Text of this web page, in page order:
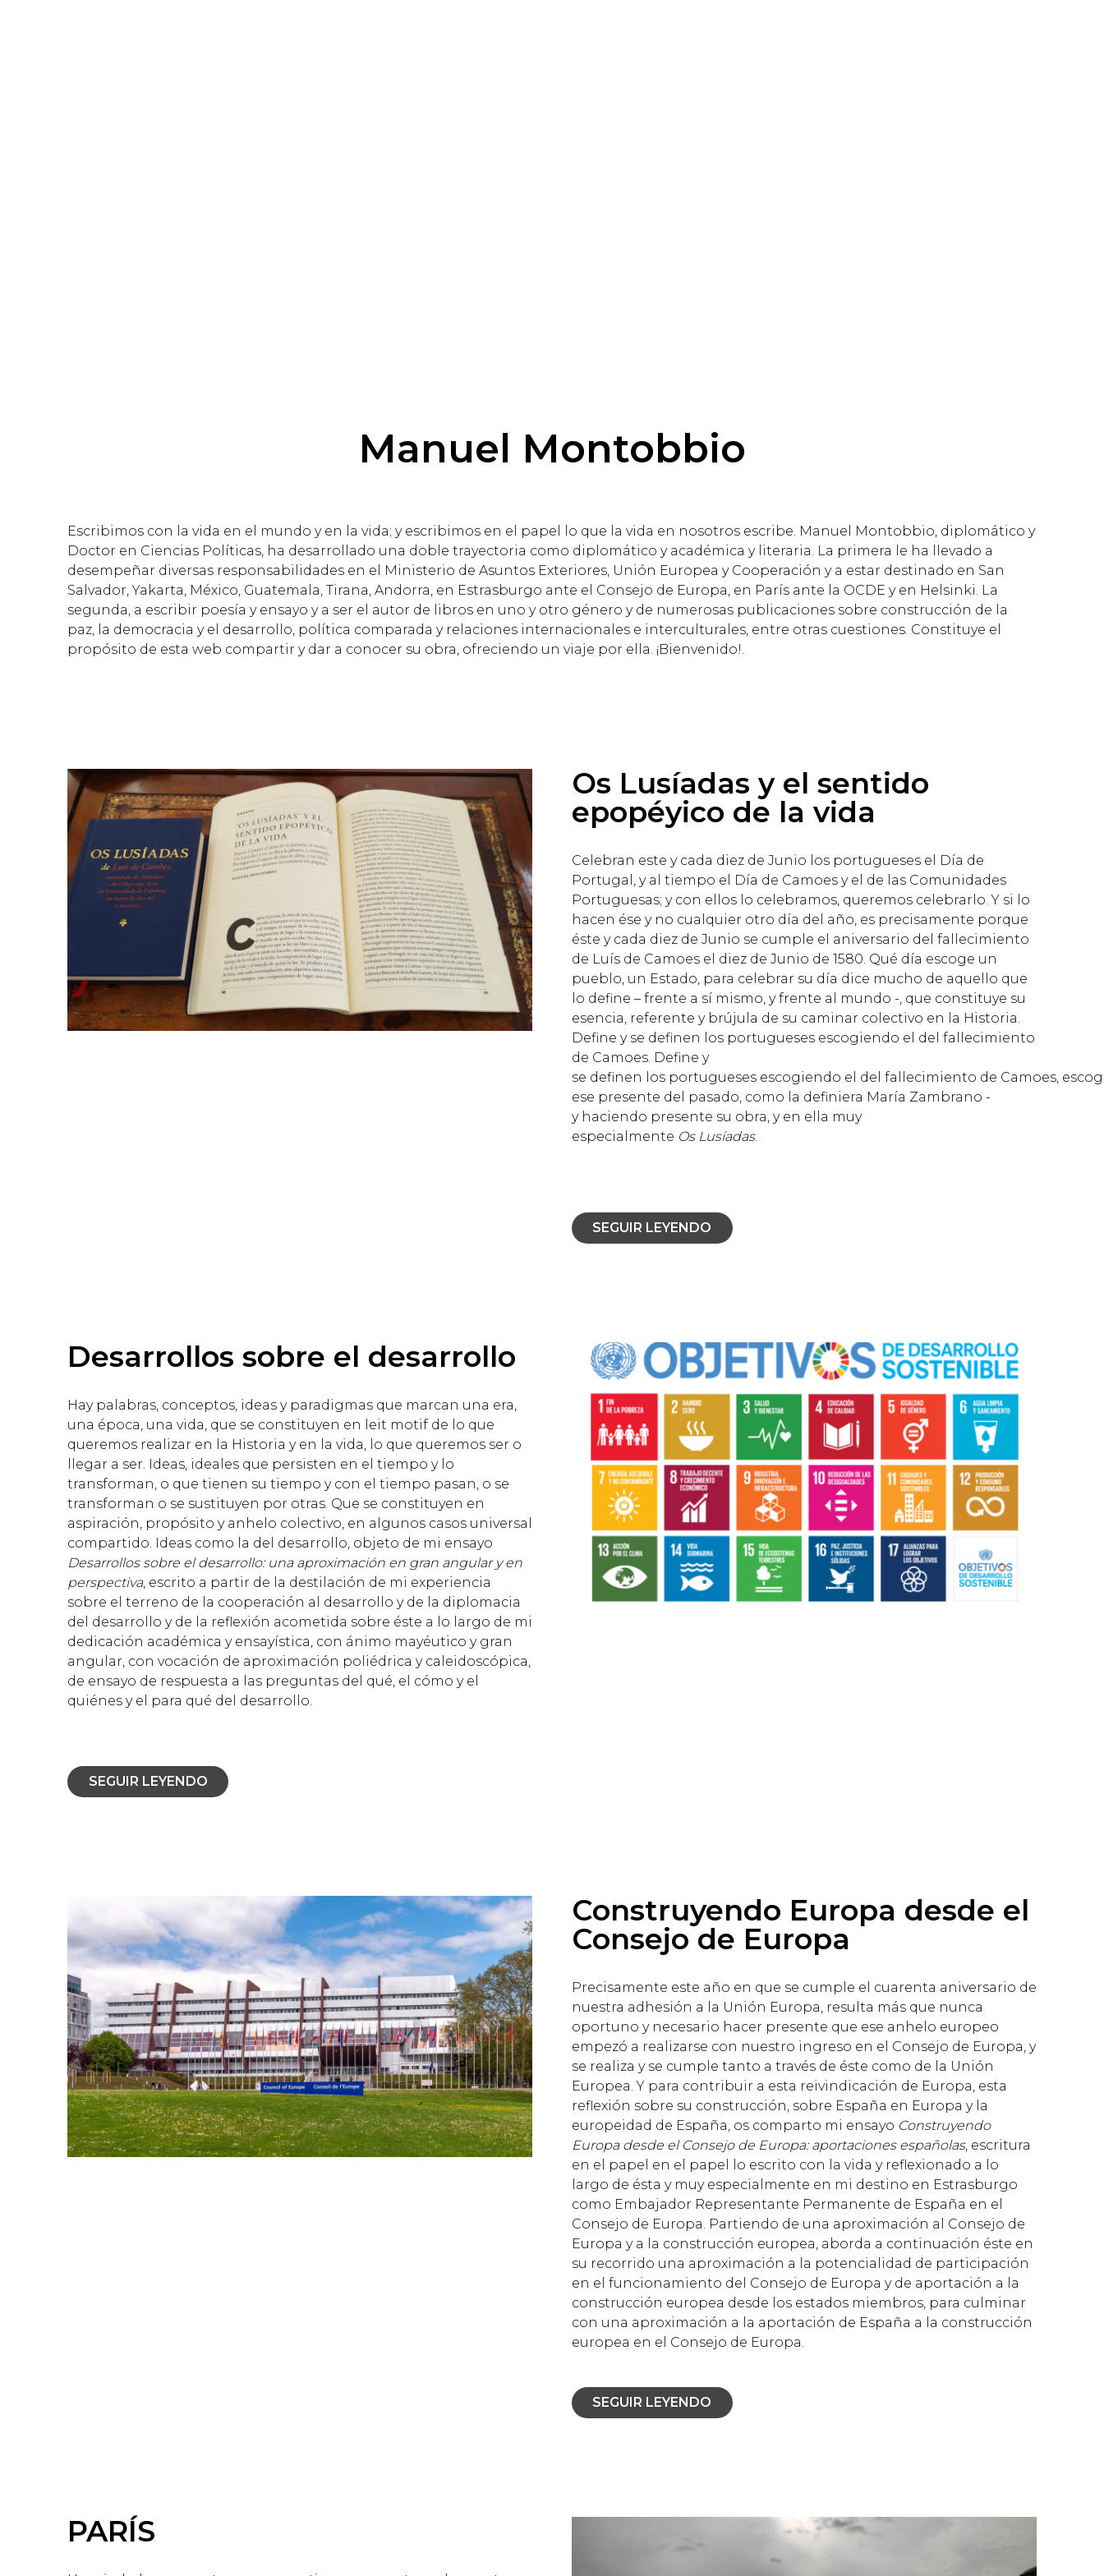
Manuel Montobbio
Escribimos con la vida en el mundo y en la vida; y escribimos en el papel lo que la vida en nosotros escribe. Manuel Montobbio, diplomático y
Doctor en Ciencias Políticas, ha desarrollado una doble trayectoria como diplomático y académica y literaria. La primera le ha llevado a
desempeñar diversas responsabilidades en el Ministerio de Asuntos Exteriores, Unión Europea y Cooperación y a estar destinado en San
Salvador, Yakarta, México, Guatemala, Tirana, Andorra, en Estrasburgo ante el Consejo de Europa, en París ante la OCDE y en Helsinki. La
segunda, a escribir poesía y ensayo y a ser el autor de libros en uno y otro género y de numerosas publicaciones sobre construcción de la
paz, la democracia y el desarrollo, política comparada y relaciones internacionales e interculturales, entre otras cuestiones. Constituye el
propósito de esta web compartir y dar a conocer su obra, ofreciendo un viaje por ella. ¡Bienvenido!.
Os Lusíadas y el sentido
epopéyico de la vida
Celebran este y cada diez de Junio los portugueses el Día de
Portugal, y al tiempo el Día de Camoes y el de las Comunidades
Portuguesas; y con ellos lo celebramos, queremos celebrarlo. Y si lo
hacen ése y no cualquier otro día del año, es precisamente porque
éste y cada diez de Junio se cumple el aniversario del fallecimiento
de Luís de Camoes el diez de Junio de 1580. Qué día escoge un
pueblo, un Estado, para celebrar su día dice mucho de aquello que
lo define – frente a sí mismo, y frente al mundo -, que constituye su
esencia, referente y brújula de su caminar colectivo en la Historia.
Define y se definen los portugueses escogiendo el del fallecimiento
de Camoes. Define y
se definen los portugueses escogiendo el del fallecimiento de Camoes,
ese presente del pasado, como la definiera María Zambrano -
y haciendo presente su obra, y en ella muy
especialmente Os Lusíadas.
SEGUIR LEYENDO
Desarrollos sobre el desarrollo
Hay palabras, conceptos, ideas y paradigmas que marcan una era,
una época, una vida, que se constituyen en leit motif de lo que
queremos realizar en la Historia y en la vida, lo que queremos ser o
llegar a ser. Ideas, ideales que persisten en el tiempo y lo
transforman, o que tienen su tiempo y con el tiempo pasan, o se
transforman o se sustituyen por otras. Que se constituyen en
aspiración, propósito y anhelo colectivo, en algunos casos universal
compartido. Ideas como la del desarrollo, objeto de mi ensayo
Desarrollos sobre el desarrollo: una aproximación en gran angular y en
perspectiva, escrito a partir de la destilación de mi experiencia
sobre el terreno de la cooperación al desarrollo y de la diplomacia
del desarrollo y de la reflexión acometida sobre éste a lo largo de mi
dedicación académica y ensayística, con ánimo mayéutico y gran
angular, con vocación de aproximación poliédrica y caleidoscópica,
de ensayo de respuesta a las preguntas del qué, el cómo y el
quiénes y el para qué del desarrollo.
SEGUIR LEYENDO
Construyendo Europa desde el
Consejo de Europa
Precisamente este año en que se cumple el cuarenta aniversario de
nuestra adhesión a la Unión Europa, resulta más que nunca
oportuno y necesario hacer presente que ese anhelo europeo
empezó a realizarse con nuestro ingreso en el Consejo de Europa, y
se realiza y se cumple tanto a través de éste como de la Unión
Europea. Y para contribuir a esta reivindicación de Europa, esta
reflexión sobre su construcción, sobre España en Europa y la
europeidad de España, os comparto mi ensayo Construyendo
Europa desde el Consejo de Europa: aportaciones españolas, escritura
en el papel en el papel lo escrito con la vida y reflexionado a lo
largo de ésta y muy especialmente en mi destino en Estrasburgo
como Embajador Representante Permanente de España en el
Consejo de Europa. Partiendo de una aproximación al Consejo de
Europa y a la construcción europea, aborda a continuación éste en
su recorrido una aproximación a la potencialidad de participación
en el funcionamiento del Consejo de Europa y de aportación a la
construcción europea desde los estados miembros, para culminar
con una aproximación a la aportación de España a la construcción
europea en el Consejo de Europa.
SEGUIR LEYENDO
PARÍS